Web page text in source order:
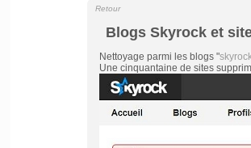
Blogs Skyrock et
Retour
Nettoyage parmi les blogs "
Une cinquantaine de sites